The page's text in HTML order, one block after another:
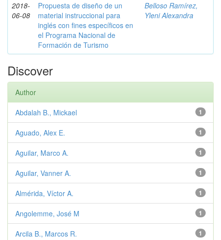
2018-
06-08
Propuesta de diseño de un
material instruccional para
inglés con fines específicos en
el Programa Nacional de
Formación de Turismo
Belloso Ramírez,
Yleni Alexandra
Discover
Author
1
Abdalah B., Mickael
1
Aguado, Alex E.
1
Aguilar, Marco A.
1
Aguilar, Vanner A.
1
Almérida, Víctor A.
1
Angolemme, José M
1
Arcila B., Marcos R.